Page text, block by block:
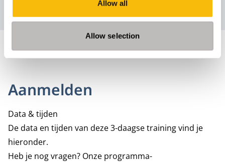
Allow all
Allow selection
Deze sprekers zijn onder voorbehoud van wijzigingen.
Aanmelden
Data & tijden
De data en tijden van deze 3-daagse training vind je
hieronder.
Heb je nog vragen? Onze programma-